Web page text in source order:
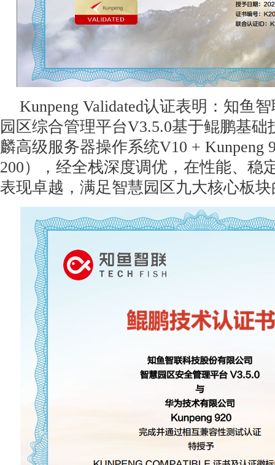
Kunpeng Validated认证表明：知鱼
园区综合管理平台V3.5.0基于鲲鹏基
麟高级服务器操作系统V10 + Kunpeng
200），经全栈深度调优，在性能、稳
表现卓越，满足智慧园区九大核心板